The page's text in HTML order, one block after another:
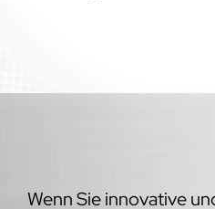
Wenn Sie innovative